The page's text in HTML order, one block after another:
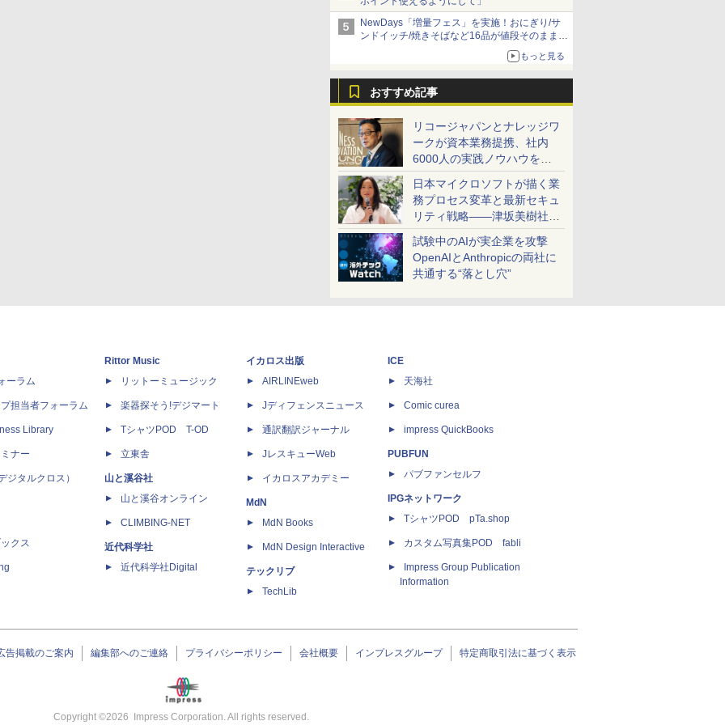
NewDays「増量フェス」を実施！おにぎり/サ
ンドイッチ/焼きそばなど16品が値段そのままで
もっと見る
おすすめ記事
リコージャパンとナレッジワ
ークが資本業務提携、社内
6000人の実践ノウハウを生
かした「AI商談記録 for
RICOH」を展開へ
日本マイクロソフトが描く業
務プロセス変革と最新セキュ
リティ戦略――津坂美樹社長
が2027年度戦略を説明
試験中のAIが実企業を攻撃
OpenAIとAnthropicの両社に
共通する“落とし穴”
ーラム
担当者フォーラム
Library
ナー
ジタルクロス）
クス
Rittor Music
リットーミュージック
楽器探そう!デジマート
TシャツPOD T-OD
立東舎
山と溪谷社
山と溪谷オンライン
CLIMBING-NET
近代科学社
近代科学社Digital
イカロス出版
AIRLINEweb
Jディフェンスニュース
通訳翻訳ジャーナル
JレスキューWeb
イカロスアカデミー
MdN
MdN Books
MdN Design Interactive
テックリブ
TechLib
ICE
天海社
Comic curea
impress QuickBooks
PUBFUN
パブファンセルフ
IPGネットワーク
TシャツPOD pTa.shop
カスタム写真集POD fabli
Impress Group Publication
Information
告掲載のご案内 編集部へのご連絡 プライバシーポリシー 会社概要 インプレスグループ 特定商取引法に基づく表示
Copyright ©2026 Impress Corporation. All rights reserved.